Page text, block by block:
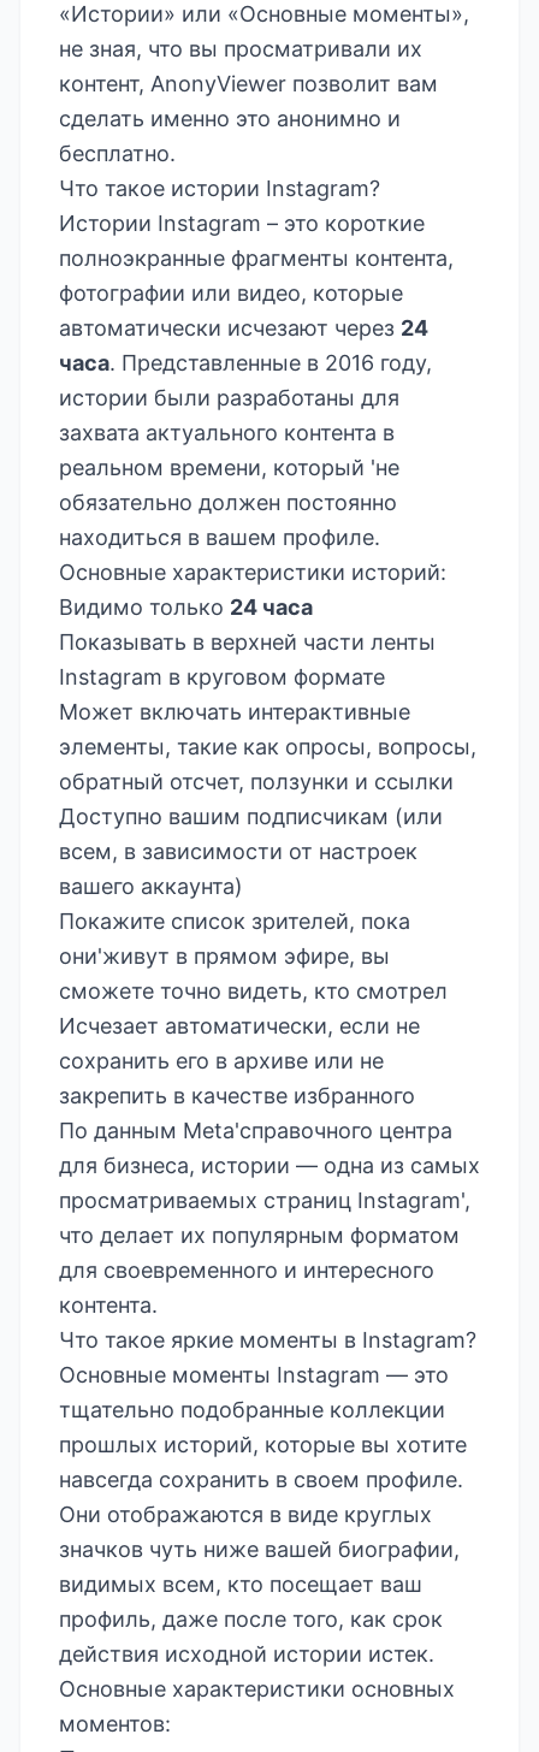
«Истории» или «Основные моменты»,
не зная, что вы просматривали их
контент, AnonyViewer позволит вам
сделать именно это анонимно и
бесплатно.
Что такое истории Instagram?
Истории Instagram – это короткие
полноэкранные фрагменты контента,
фотографии или видео, которые
автоматически исчезают через 24
часа. Представленные в 2016 году,
истории были разработаны для
захвата актуального контента в
реальном времени, который 'не
обязательно должен постоянно
находиться в вашем профиле.
Основные характеристики историй:
Видимо только 24 часа
Показывать в верхней части ленты
Instagram в круговом формате
Может включать интерактивные
элементы, такие как опросы, вопросы,
обратный отсчет, ползунки и ссылки
Доступно вашим подписчикам (или
всем, в зависимости от настроек
вашего аккаунта)
Покажите список зрителей, пока
они'живут в прямом эфире, вы
сможете точно видеть, кто смотрел
Исчезает автоматически, если не
сохранить его в архиве или не
закрепить в качестве избранного
По данным Meta'справочного центра
для бизнеса, истории — одна из самых
просматриваемых страниц Instagram',
что делает их популярным форматом
для своевременного и интересного
контента.
Что такое яркие моменты в Instagram?
Основные моменты Instagram — это
тщательно подобранные коллекции
прошлых историй, которые вы хотите
навсегда сохранить в своем профиле.
Они отображаются в виде круглых
значков чуть ниже вашей биографии,
видимых всем, кто посещает ваш
профиль, даже после того, как срок
действия исходной истории истек.
Основные характеристики основных
моментов: